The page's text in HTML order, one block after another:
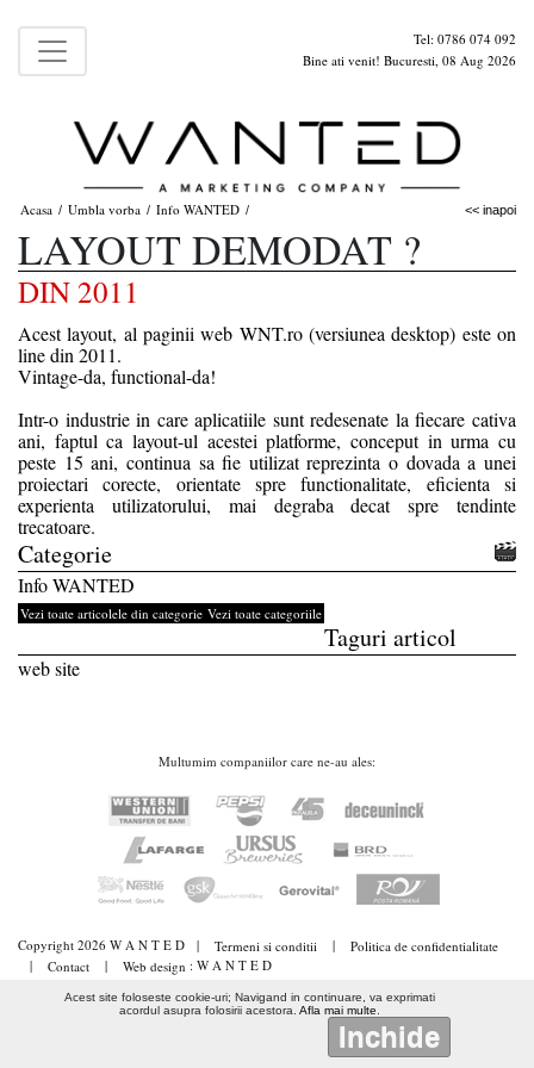
Tel: 0786 074 092
Bine ati venit! Bucuresti, 08 Aug 2026
Acasa / Umbla vorba / Info WANTED /
LAYOUT DEMODAT ?
DIN 2011
<< inapoi
Acest layout, al paginii web WNT.ro (versiunea desktop) este on
line din 2011.
Vintage-da, functional-da!
Intr-o industrie in care aplicatiile sunt redesenate la fiecare cativa
ani, faptul ca layout-ul acestei platforme, conceput in urma cu
peste 15 ani, continua sa fie utilizat reprezinta o dovada a unei
proiectari corecte, orientate spre functionalitate, eficienta si
experienta utilizatorului, mai degraba decat spre tendinte
trecatoare.
Categorie
Info WANTED
Vezi toate articolele din categorie Vezi toate categoriile
Taguri articol
web site
Multumim companiilor care ne-au ales:
Copyright 2026 W A N T E D | Termeni si conditii |
Politica de confidentialitate
|
Contact | Web design : W A N T E D
Acest site foloseste cookie-uri; Navigand in continuare, va exprimati
acordul asupra folosirii acestora. Afla mai multe
Inchide